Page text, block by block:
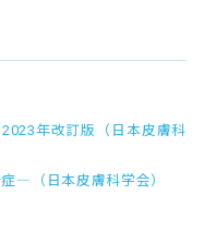
年改訂版（日本皮膚科
―（日本皮膚科学会）